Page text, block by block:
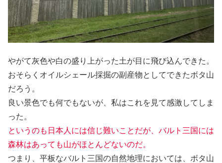
やがて灰色や白の盛り上がった土が目に飛び込んできた。
おそらくオイルシェール採掘の副産物としてできたボタ山
だろう。
良い景色でも何でもないが、私はこれを見て感激してしま
った。
というのも日本人には信じ難いことだが、バルト三国には
森林はあっても山がほとんどないのだ。
つまり、平板なバルト三国の自然地理においては、ボタ山